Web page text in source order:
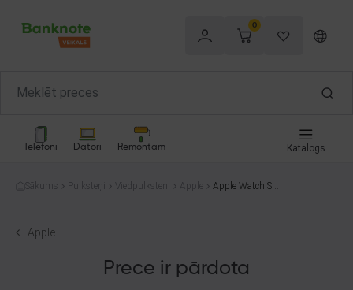
0
Telefoni Datori Remontam Katalogs
Sākums Pulksteņi Viedpulksteņi Apple
Apple Watch SE
Apple
Prece ir pārdota